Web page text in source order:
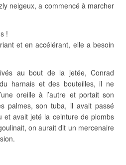
neigeux, a commencé à marcher
!
et en accélérant, elle a besoin
au bout de la jetée, Conrad
harnais et des bouteilles, il ne
oreille à l’autre et portait son
palmes, son tuba, il avait passé
et avait jeté la ceinture de plombs
on aurait dit un mercenaire